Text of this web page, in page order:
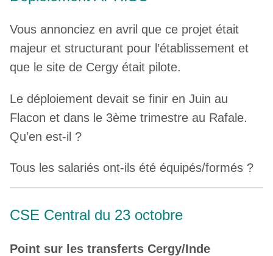
Vous annonciez en avril que ce projet était
majeur et structurant pour l’établissement et
que le site de Cergy était pilote.
Le déploiement devait se finir en Juin au
Flacon et dans le 3ème trimestre au Rafale.
Qu’en est-il ?
Tous les salariés ont-ils été équipés/formés ?
CSE Central du 23 octobre
Point sur les transferts Cergy/Inde